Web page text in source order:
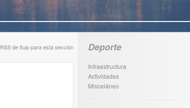
RSS de flujo para esta sección Deporte
Infraestructura
Actividades
Misceláneo